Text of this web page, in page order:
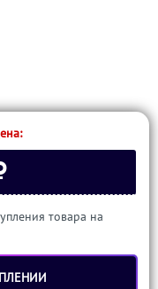
товара на